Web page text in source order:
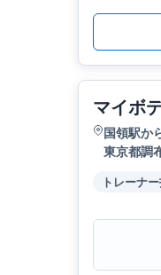
マイボ
国領駅か
東京都調
トレーナ